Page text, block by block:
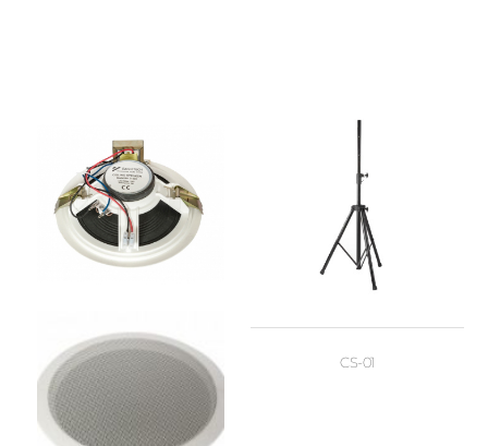
CS-01